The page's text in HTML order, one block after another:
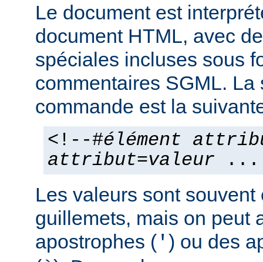
Le document est
document HTML, avec
spéciales incluses sous
commentaires SGML. La
commande est la
<!--#élément
attribut=valeur ...
Les valeurs sont souvent
guillemets, mais on peut
apostrophes ( ' ) ou des